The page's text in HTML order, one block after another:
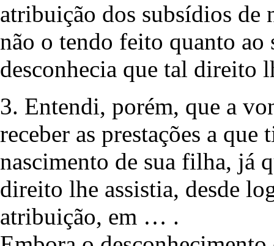
atribuição dos subsídios de
não o tendo feito quanto
desconhecia que tal direito
3. Entendi, porém, que a
receber as prestações a
nascimento de sua filha, já
direito lhe assistia, desde
atribuição, em … .